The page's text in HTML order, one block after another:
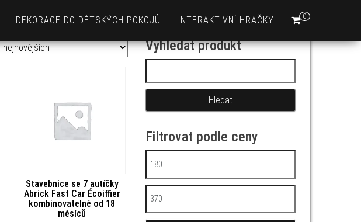
0
DEKORACE DO DĚTSKÝCH POKOJŮ INTERAKTIVNÍ HRAČKY
Stavebnice se 7 autíčky
Abrick Fast Car Écoiffier
kombinovatelné od 18
měsíců
Vyhledat produkt
Filtrovat podle ceny
Minimální cena
Maximální cena